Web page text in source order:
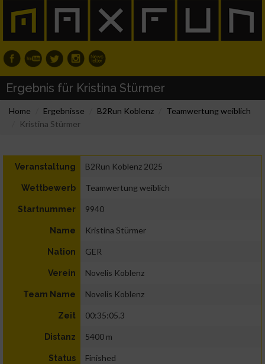
Ergebnis für Kristina Stürmer
Home Ergebnisse B2Run Koblenz
Teamwertung weiblich
Kristina Stürmer
Veranstaltung B2Run Koblenz 2025
Wettbewerb Teamwertung weiblich
Startnummer 9940
Name Kristina Stürmer
Nation GER
Verein Novelis Koblenz
Team Name Novelis Koblenz
Zeit 00:35:05.3
Distanz 5400 m
Status Finished